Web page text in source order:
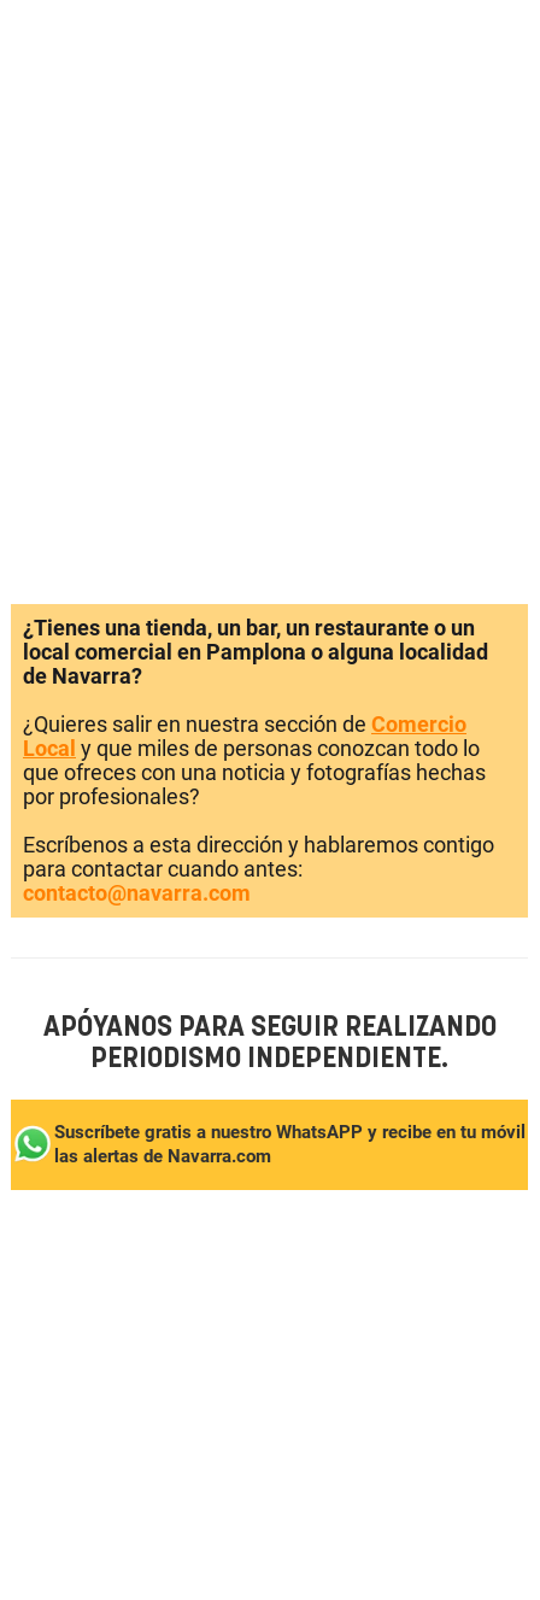
¿Tienes una tienda, un bar, un restaurante o un
local comercial en Pamplona o alguna localidad
de Navarra?
¿Quieres salir en nuestra sección de Comercio
Local y que miles de personas conozcan todo lo
que ofreces con una noticia y fotografías hechas
por profesionales?
Escríbenos a esta dirección y hablaremos contigo
para contactar cuando antes:
contacto@navarra.com
APÓYANOS PARA SEGUIR REALIZANDO
PERIODISMO INDEPENDIENTE.
Suscríbete gratis a nuestro WhatsAPP y recibe en tu móvil
las alertas de Navarra.com